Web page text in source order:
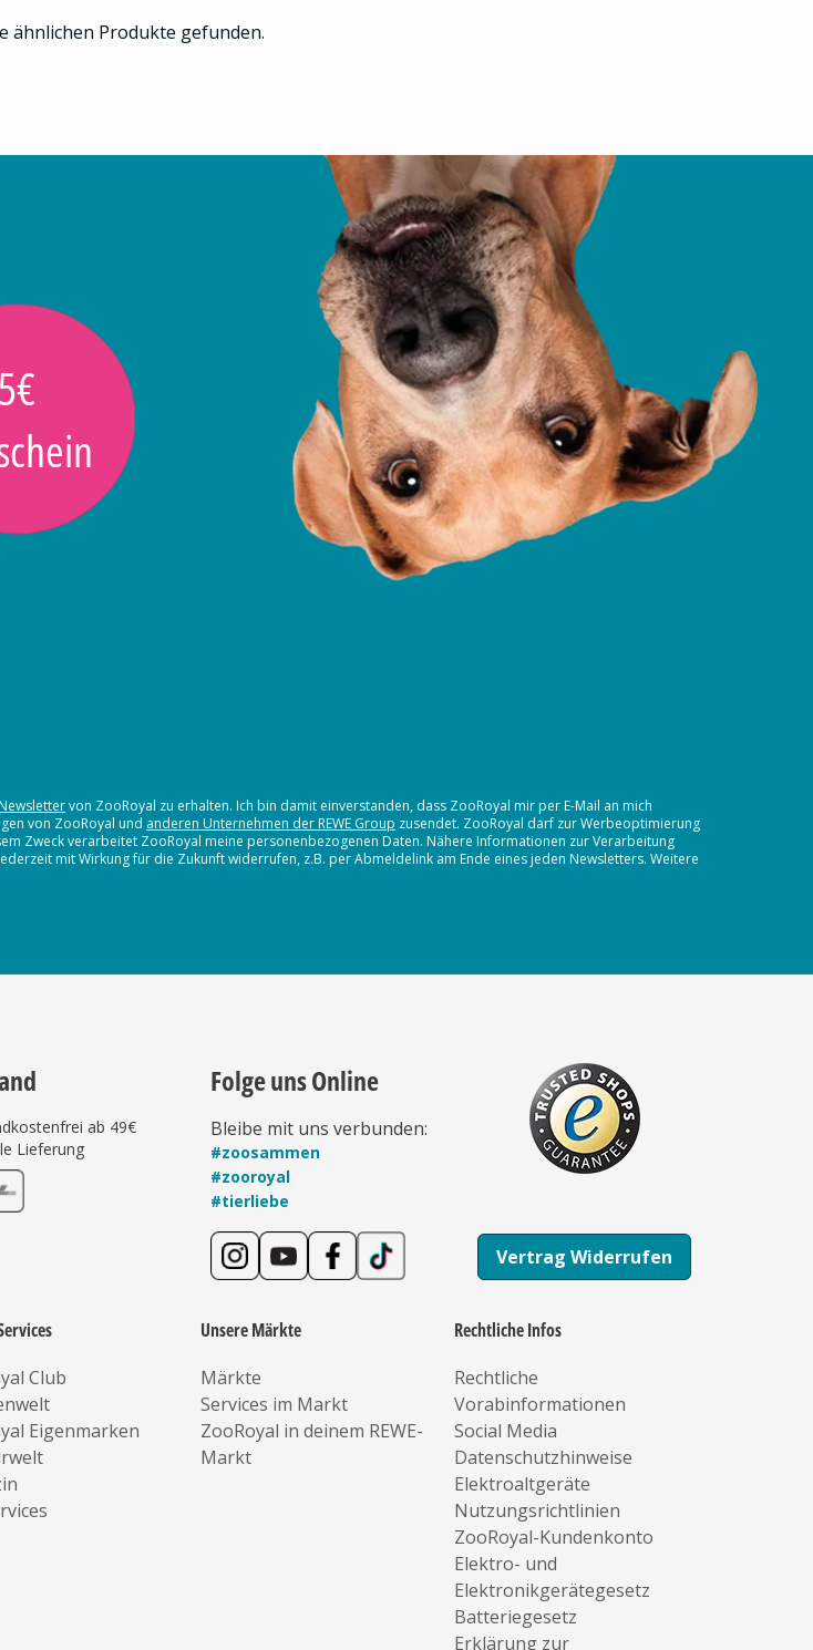
ähnlichen Produkte gefunden.
5€
von ZooRoyal zu erhalten. Ich bin damit einverstanden, dass ZooRoyal mir per E-Mail an mich
von ZooRoyal und anderen Unternehmen der REWE Group zusendet. ZooRoyal darf zur Werbeoptimierung
Zweck verarbeitet ZooRoyal meine personenbezogenen Daten. Nähere Informationen zur Verarbeitung
mit Wirkung für die Zukunft widerrufen, z.B. per Abmeldelink am Ende eines jeden Newsletters. Weitere
ab 49€
Lieferung
Folge uns Online
Bleibe mit uns verbunden:
#zoosammen
#zooroyal
#tierliebe
Vertrag Widerrufen
Club
Eigenmarken
Unsere Märkte
Märkte
Services im Markt
ZooRoyal in deinem REWE-
Markt
Rechtliche Infos
Rechtliche
Vorabinformationen
Social Media
Datenschutzhinweise
Elektroaltgeräte
Nutzungsrichtlinien
ZooRoyal-Kundenkonto
Elektro- und
Elektronikgerätegesetz
Batteriegesetz
Erklärung zur